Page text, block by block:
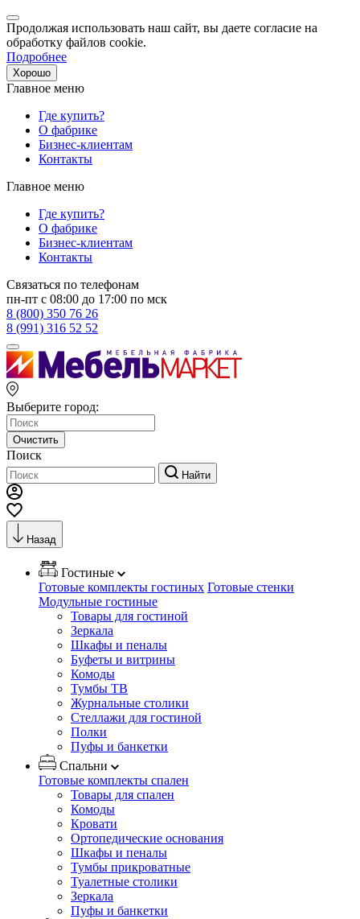
Продолжая использовать наш сайт, вы даете согласие на
обработку файлов cookie.
Подробнее
Хорошо
Главное меню
Где купить?
О фабрике
Бизнес-клиентам
Контакты
Главное меню
Где купить?
О фабрике
Бизнес-клиентам
Контакты
Связаться по телефонам
пн-пт с 08:00 до 17:00 по мск
8 (800) 350 76 26
8 (991) 316 52 52
Выберите город:
Очистить
Поиск
Найти
Назад
Гостиные
Готовые комплекты гостиных Готовые стенки
Модульные гостиные
Товары для гостиной
Зеркала
Шкафы и пеналы
Буфеты и витрины
Комоды
Тумбы ТВ
Журнальные столики
Стеллажи для гостиной
Полки
Пуфы и банкетки
Спальни
Готовые комплекты спален
Товары для спален
Комоды
Кровати
Ортопедические основания
Шкафы и пеналы
Тумбы прикроватные
Туалетные столики
Зеркала
Пуфы и банкетки